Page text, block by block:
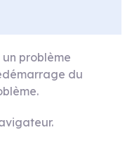
problème
du